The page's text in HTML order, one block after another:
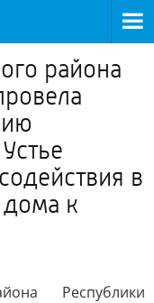
района
в
к
Республики